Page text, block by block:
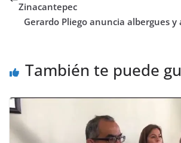
Zinacantepec
Gerardo Pliego anuncia albergues y
También te puede